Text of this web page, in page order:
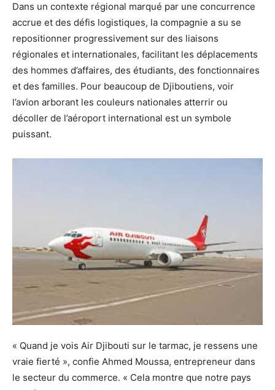
Dans un contexte régional marqué par une concurrence
accrue et des défis logistiques, la compagnie a su se
repositionner progressivement sur des liaisons
régionales et internationales, facilitant les déplacements
des hommes d’affaires, des étudiants, des fonctionnaires
et des familles. Pour beaucoup de Djiboutiens, voir
l’avion arborant les couleurs nationales atterrir ou
décoller de l’aéroport international est un symbole
puissant.
« Quand je vois Air Djibouti sur le tarmac, je ressens une
vraie fierté », confie Ahmed Moussa, entrepreneur dans
le secteur du commerce. « Cela montre que notre pays